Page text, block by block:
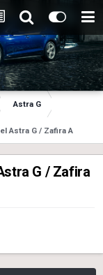
Astra G
Astra G / Zafira A
G / Zafira